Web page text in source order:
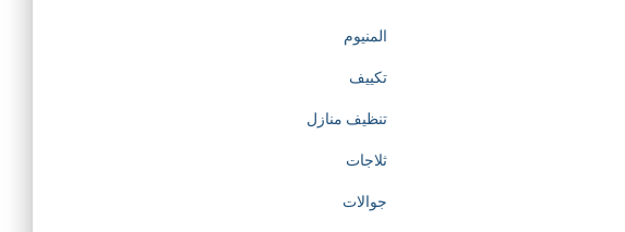
المنيوم
تكييف
تنظيف منازل
ثلاجات
جوالات